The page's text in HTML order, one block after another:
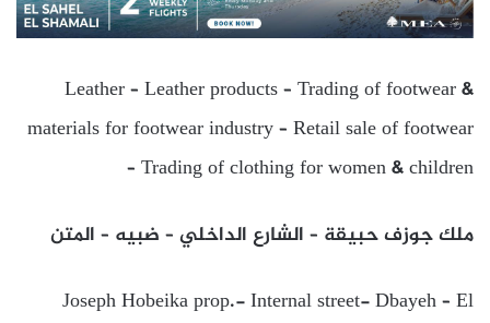
Leather – Leather products – Trading of footwear &
materials for footwear industry – Retail sale of footwear
– Trading of clothing for women & children
ملك جوزف حبيقة – الشارع الداخلي – ضبيه – المتن
Joseph Hobeika prop.- Internal street- Dbayeh – El